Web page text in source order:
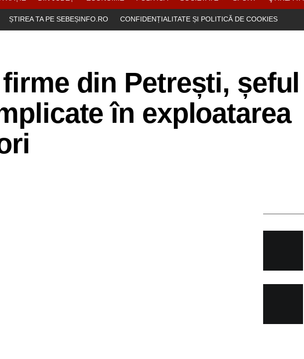
ȘTIREA TA PE SEBEȘINFO.RO CONFIDENȚIALITATE ȘI POLITICĂ DE COOKIES
din Petrești, șeful
în exploatarea